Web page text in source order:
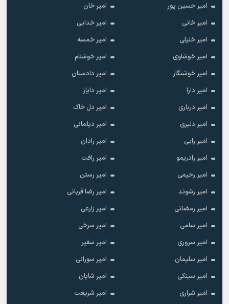
امیر حسین پور
امیر خان
امیر خانی
امیر خدایی
امیر خلیلی
امیر خمسه
امیر خوشاوی
امیر خوشنام
امیر خوشنگار
امیر دادستان
امیر دارا
امیر دایاز
امیر درباری
امیر دل خاک
امیر دلیری
امیر دیلمانی
امیر رابی
امیر رادان
امیر رادریمو
امیر رافت
امیر رحیمی
امیر رستن
امیر رشوند
امیر رضا قربانی
امیر رمضانی
امیر زارعی
امیر سامی
امیر سرخی
امیر سروری
امیر سفیر
امیر سلیمان
امیر سورانی
امیر سینکی
امیر شایان
امیر شراری
امیر شریعت